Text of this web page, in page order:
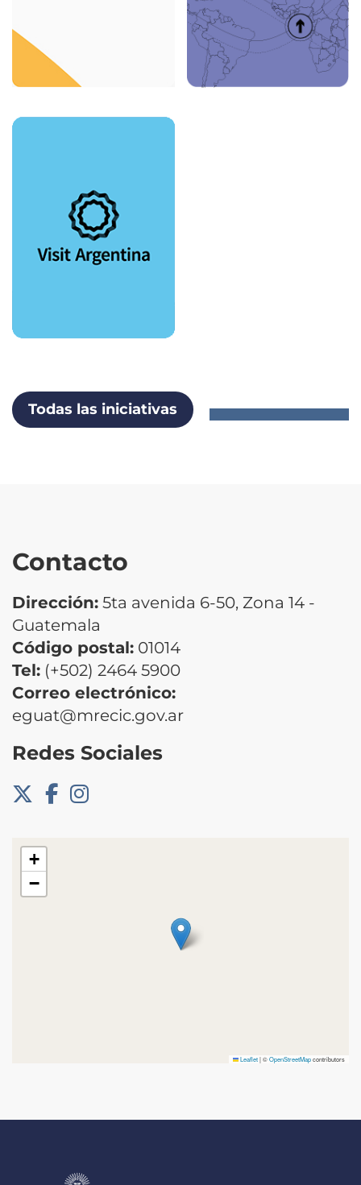
Todas las iniciativas
Contacto
Dirección: 5ta avenida 6-50, Zona 14 -
Guatemala
Código postal: 01014
Tel: (+502) 2464 5900
Correo electrónico:
eguat@mrecic.gov.ar
Redes Sociales
+
−
Leaflet|©OpenStreetMapcontributors